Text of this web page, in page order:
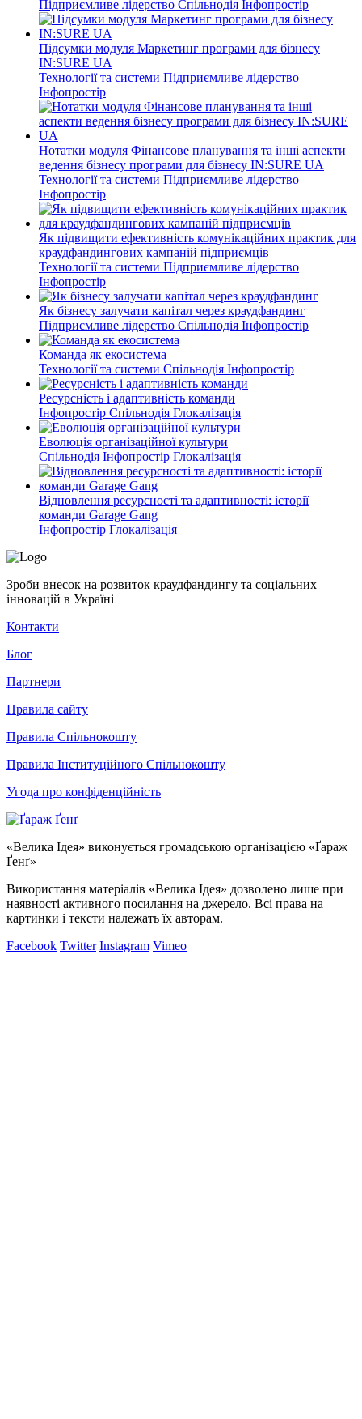
Підприємливе лідерство Спільнодія Інфопростір
Підсумки модуля Маркетинг програми для бізнесу
IN:SURE UA
Технології та системи Підприємливе лідерство
Інфопростір
Нотатки модуля Фінансове планування та інші аспекти
ведення бізнесу програми для бізнесу IN:SURE UA
Технології та системи Підприємливе лідерство
Інфопростір
Як підвищити ефективність комунікаційних практик для
краудфандингових кампаній підприємців
Технології та системи Підприємливе лідерство
Інфопростір
Як бізнесу залучати капітал через краудфандинг
Підприємливе лідерство Спільнодія Інфопростір
Команда як екосистема
Технології та системи Спільнодія Інфопростір
Ресурсність і адаптивність команди
Інфопростір Спільнодія Глокалізація
Еволюція організаційної культури
Спільнодія Інфопростір Глокалізація
Відновлення ресурсності та адaптивності: історії
команди Garage Gang
Інфопростір Глокалізація
Зроби внесок на розвиток краудфандингу та соціальних
інновацій в Україні
Контакти
Блог
Партнери
Правила сайту
Правила Спільнокошту
Правила Інституційного Спільнокошту
Угода про конфіденційність
«Велика Ідея» виконується громадською організацією «Ґараж
Ґенґ»
Використання матеріалів «Велика Ідея» дозволено лише при
наявності активного посилання на джерело. Всі права на
картинки і тексти належать їх авторам.
Facebook Twitter Instagram Vimeo